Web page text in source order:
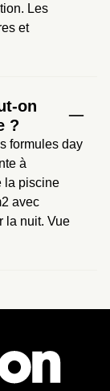
Les
et
on
?
formules day
à
la piscine
avec
la nuit. Vue